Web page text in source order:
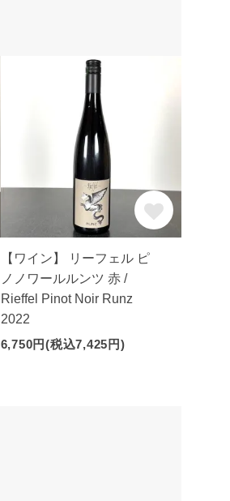
【ワイン】 リーフェル ピ
ノノワールルンツ 赤 /
Rieffel Pinot Noir Runz
2022
6,750円(税込7,425円)